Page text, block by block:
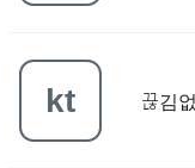
kt 끊김